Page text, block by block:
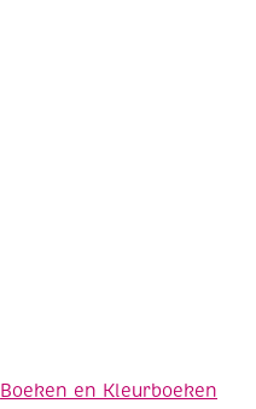
Boeken en Kleurboeken